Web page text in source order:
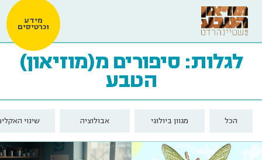
מידע
וכרטיסים
לגלות: סיפורים מ(מוזיאון)
הטבע
הכל מגוון ביולוגי אבולוציה שינוי